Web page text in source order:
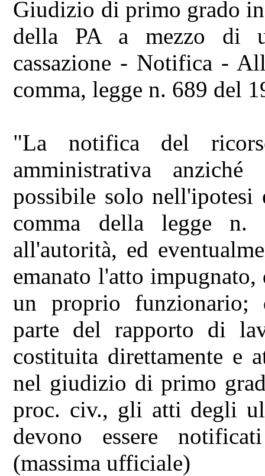
Giudizio di primo grado
della PA a mezzo di
cassazione - Notifica -
comma, legge n. 689 del
"La notifica del
amministrativa
possibile solo nell'ipotesi
comma della legge n.
all'autorità, ed
emanato l'atto
un proprio funzionario;
parte del rapporto di
costituita direttamente e
nel giudizio di primo
proc. civ., gli atti degli
devono essere
(massima ufficiale)